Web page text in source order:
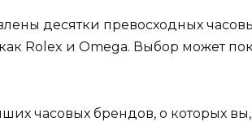
десятки превосходных
Rolex и Omega. Выбор может
часовых брендов, о которых